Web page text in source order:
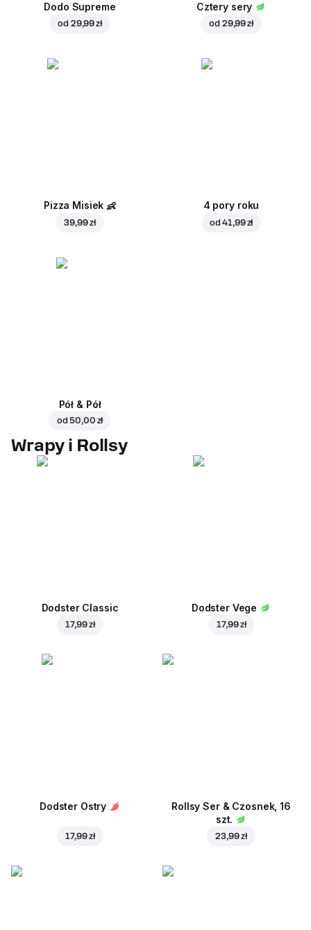
Dodo Supreme
od 29,99 zł
Cztery sery
od 29,99 zł
Pizza Misiek 👶
39,99 zł
4 pory roku
od41,99 zł
Pół & Pół
od50,00 zł
Wrapy i Rollsy
Dodster Classic
17,99 zł
Dodster Vege
17,99 zł
Dodster Ostry
17,99 zł
Rollsy Ser & Czosnek, 16
szt.
23,99 zł